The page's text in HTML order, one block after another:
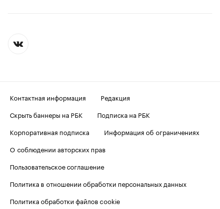
Контактная информация
Редакция
Скрыть баннеры на РБК
Подписка на РБК
Корпоративная подписка
Информация об ограничениях
О соблюдении авторских прав
Пользовательское соглашение
Политика в отношении обработки персональных данных
Политика обработки файлов cookie